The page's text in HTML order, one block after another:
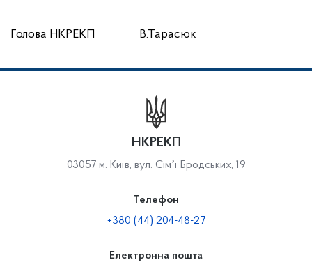
Голова НКРЕКП В.Тарасюк
НКРЕКП
03057 м. Київ, вул. Сімʼї Бродських, 19
Телефон
+380 (44) 204-48-27
Електронна пошта